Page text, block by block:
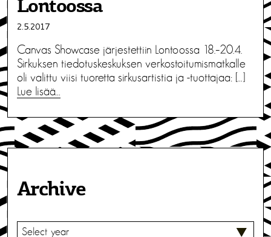
Lontoossa
2.5.2017
Canvas Showcase järjestettiin Lontoossa 18.–20.4.
Sirkuksen tiedotuskeskuksen verkostoitumismatkalle
oli valittu viisi tuoretta sirkusartistia ja -tuottajaa: […]
Lue lisää…
Archive
V